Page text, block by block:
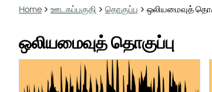
Home ஊடகப்பகுதி தொகுப்பு ஒலியமைவுத்
ஒலியமைவுத் தொகுப்பு